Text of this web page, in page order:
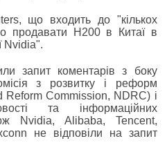
що входить до "кількох
продавати H200 в Китаї в
Nvidia".
запит коментарів з боку
з розвитку і реформ
Commission, NDRC) і
та інформаційних
Nvidia, Alibaba, Tencent,
не відповіли на запит